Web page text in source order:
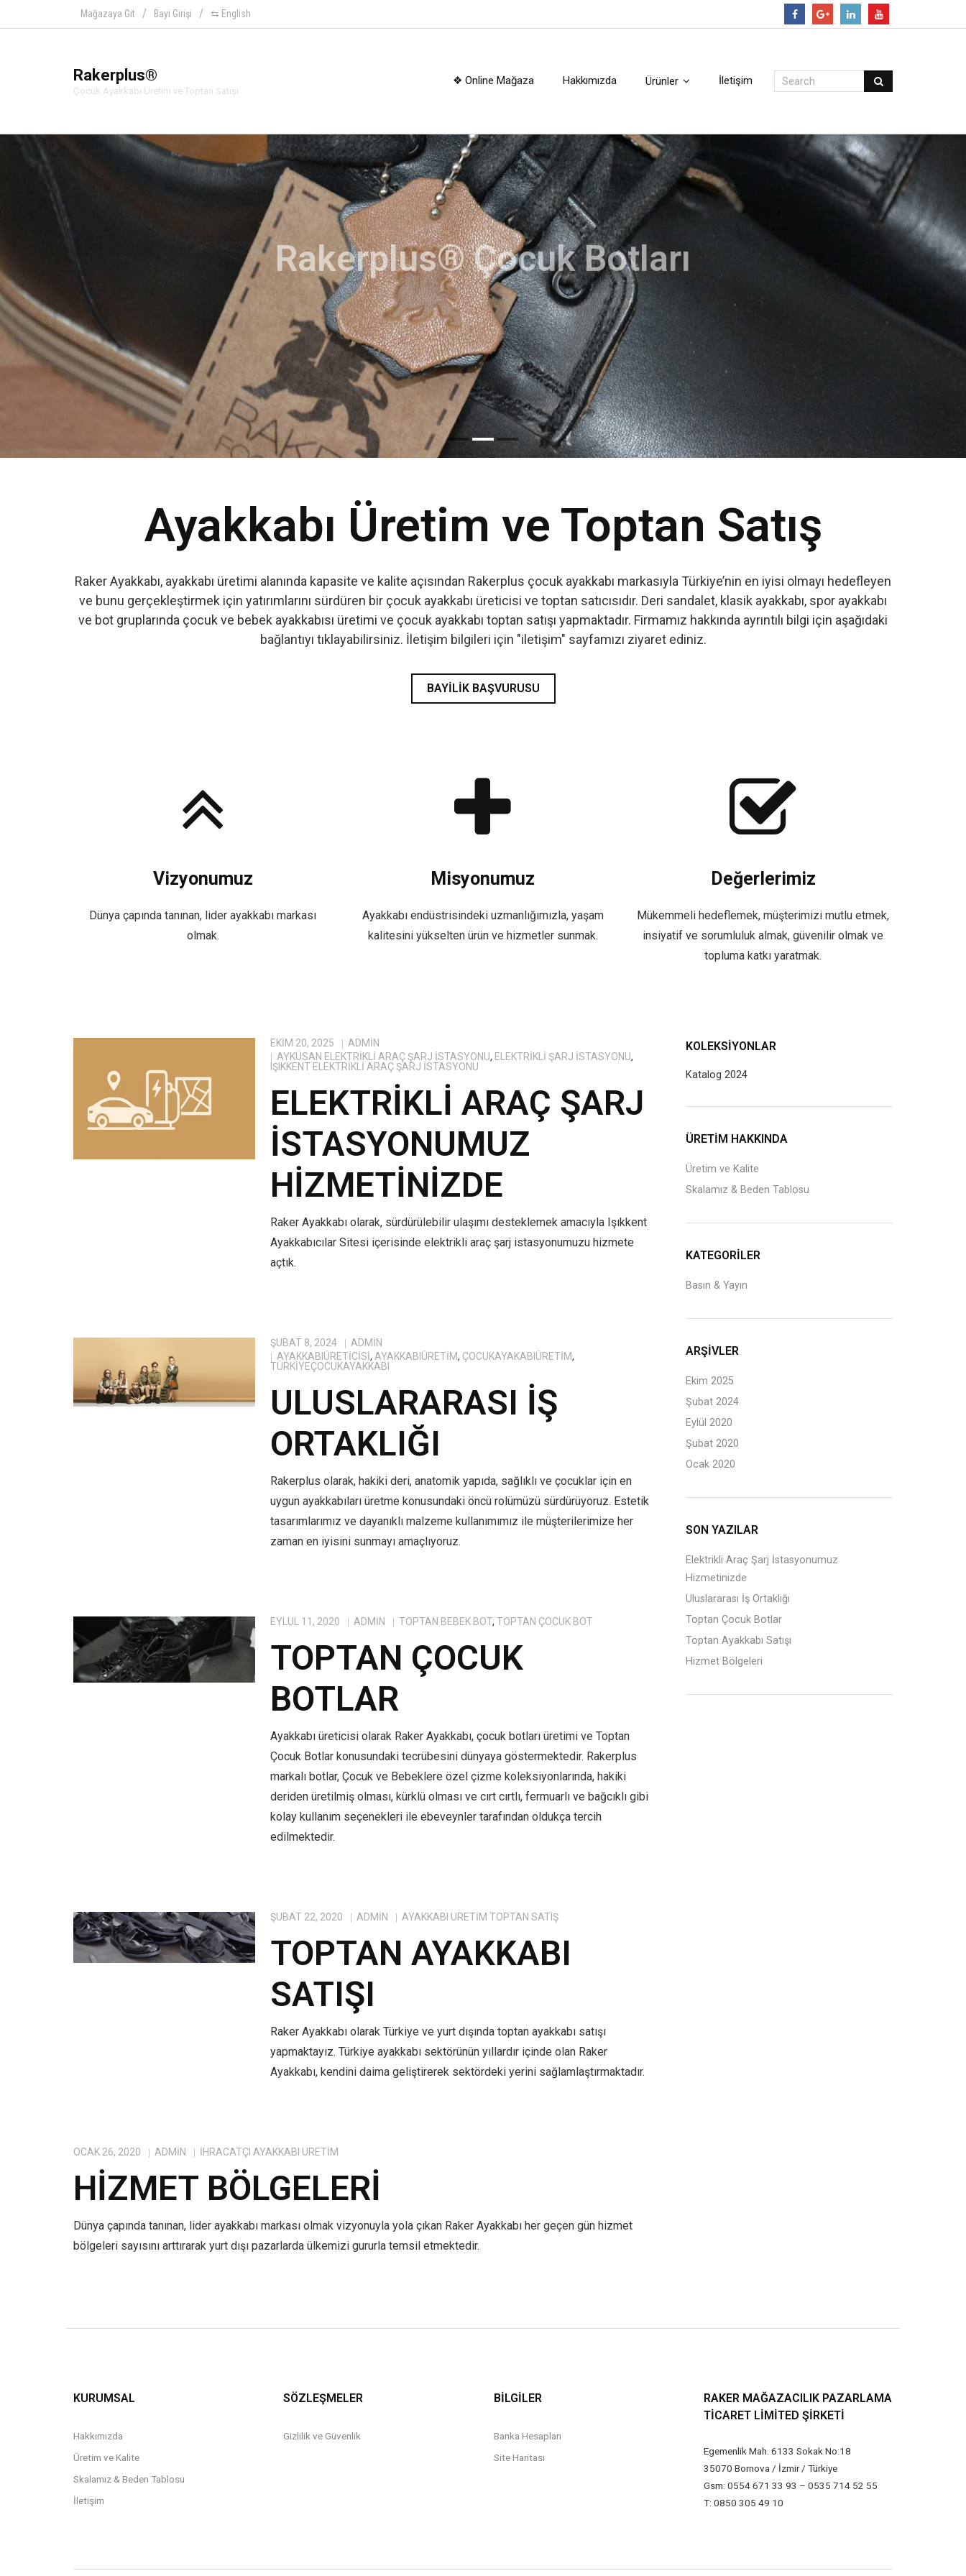
Mağazaya Git Bayi Girişi ⇆ English
Rakerplus®
Çocuk Ayakkabı Üretim ve Toptan Satışı
❖ Online Mağaza Hakkımızda Ürünler İletişim
Rakerplus® Çocuk Botları
Hakiki deriden üretilen bebe, patik, filet, garson çocuk bot modellerimizi incelemek için tıklayınız.
Read More
Ayakkabı Üretim ve Toptan Satış
Raker Ayakkabı, ayakkabı üretimi alanında kapasite ve kalite açısından Rakerplus çocuk ayakkabı markasıyla Türkiye’nin en iyisi olmayı hedefleyen
ve bunu gerçekleştirmek için yatırımlarını sürdüren bir çocuk ayakkabı üreticisi ve toptan satıcısıdır. Deri sandalet, klasik ayakkabı, spor ayakkabı
ve bot gruplarında çocuk ve bebek ayakkabısı üretimi ve çocuk ayakkabı toptan satışı yapmaktadır. Firmamız hakkında ayrıntılı bilgi için aşağıdaki
bağlantıyı tıklayabilirsiniz. İletişim bilgileri için "iletişim" sayfamızı ziyaret ediniz.
BAYILIK BAŞVURUSU
Vizyonumuz
Dünya çapında tanınan, lider ayakkabı markası
olmak.
Misyonumuz
Ayakkabı endüstrisindeki uzmanlığımızla, yaşam
kalitesini yükselten ürün ve hizmetler sunmak.
Değerlerimiz
Mükemmeli hedeflemek, müşterimizi mutlu etmek,
insiyatif ve sorumluluk almak, güvenilir olmak ve
topluma katkı yaratmak.
EKIM 20, 2025
ADMIN
AYKÜSAN ELEKTRIKLI ARAÇ ŞARJ İSTASYONU, ELEKTRIKLI ŞARJ İSTASYONU,
IŞIKKENT ELEKTRIKLI ARAÇ ŞARJ İSTASYONU
ELEKTRIKLI ARAÇ ŞARJ
İSTASYONUMUZ
HIZMETINIZDE
Raker Ayakkabı olarak, sürdürülebilir ulaşımı desteklemek amacıyla Işıkkent
Ayakkabıcılar Sitesi içerisinde elektrikli araç şarj istasyonumuzu hizmete
açtık.
ŞUBAT 8, 2024
ADMIN
AYAKKABIÜRETICISI, AYAKKABIÜRETIM, ÇOCUKAYAKABIÜRETIM,
TÜRKIYEÇOCUKAYAKKABI
ULUSLARARASI İŞ
ORTAKLIĞI
Rakerplus olarak, hakiki deri, anatomik yapıda, sağlıklı ve çocuklar için en
uygun ayakkabıları üretme konusundaki öncü rolümüzü sürdürüyoruz. Estetik
tasarımlarımız ve dayanıklı malzeme kullanımımız ile müşterilerimize her
zaman en iyisini sunmayı amaçlıyoruz.
EYLÜL 11, 2020 ADMIN TOPTAN BEBEK BOT,TOPTAN ÇOCUK BOT
TOPTAN ÇOCUK
BOTLAR
Ayakkabı üreticisi olarak Raker Ayakkabı, çocuk botları üretimi ve Toptan
Çocuk Botlar konusundaki tecrübesini dünyaya göstermektedir. Rakerplus
markalı botlar, Çocuk ve Bebeklere özel çizme koleksiyonlarında, hakiki
deriden üretilmiş olması, kürklü olması ve cırt cırtlı, fermuarlı ve bağcıklı gibi
kolay kullanım seçenekleri ile ebeveynler tarafından oldukça tercih
edilmektedir.
ŞUBAT 22, 2020 ADMIN AYAKKABI ÜRETIM TOPTAN SATIŞ
TOPTAN AYAKKABI
SATIŞI
Raker Ayakkabı olarak Türkiye ve yurt dışında toptan ayakkabı satışı
yapmaktayız. Türkiye ayakkabı sektörünün yıllardır içinde olan Raker
Ayakkabı, kendini daima geliştirerek sektördeki yerini sağlamlaştırmaktadır.
OCAK 26, 2020 ADMIN IHRACATÇI AYAKKABI ÜRETIM
HIZMET BÖLGELERI
Dünya çapında tanınan, lider ayakkabı markası olmak vizyonuyla yola çıkan Raker Ayakkabı her geçen gün hizmet
bölgeleri sayısını arttırarak yurt dışı pazarlarda ülkemizi gururla temsil etmektedir.
KOLEKSIYONLAR
Katalog 2024
ÜRETİM HAKKINDA
Üretim ve Kalite
Skalamız & Beden Tablosu
KATEGORILER
Basın & Yayın
ARŞIVLER
Ekim 2025
Şubat 2024
Eylül 2020
Şubat 2020
Ocak 2020
SON YAZILAR
Elektrikli Araç Şarj İstasyonumuz
Hizmetinizde
Uluslararası İş Ortaklığı
Toptan Çocuk Botlar
Toptan Ayakkabı Satışı
Hizmet Bölgeleri
KURUMSAL
Hakkımızda
Üretim ve Kalite
Skalamız & Beden Tablosu
İletişim
SÖZLEŞMELER
Gizlilik ve Güvenlik
BİLGİLER
Banka Hesapları
Site Haritası
RAKER MAĞAZACILIK PAZARLAMA
TICARET LIMITED ŞIRKETI
Egemenlik Mah. 6133 Sokak No:18
35070 Bornova / İzmir / Türkiye
Gsm: 0554 671 33 93 – 0535 714 52 55
T: 0850 305 49 10